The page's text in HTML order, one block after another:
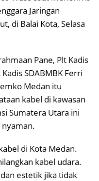
Jaringan
di Balai Kota, Selasa
Pane, Plt Kadis
SDABMBK Ferri
Medan itu
kabel di kawasan
Sumatera Utara ini
di Kota Medan.
kabel udara.
estetik jika tidak